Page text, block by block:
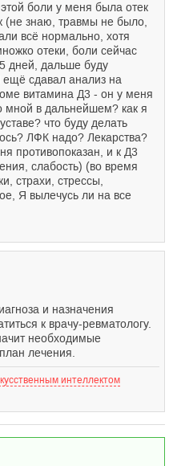
этой боли у меня была отек
(не знаю, травмы не было,
всё нормально, хотя
отеки, боли сейчас
дней, дальше буду
сдавал анализ на
витамина Д3 - он у меня
мной в дальнейшем? как я
что буду делать
ЛФК надо? Лекарства?
противопоказан, и к Д3
слабость) (во время
страхи, стрессы,
Я вылечусь ли на все
и назначения
к врачу-ревматологу.
необходимые
лечения.
интеллектом